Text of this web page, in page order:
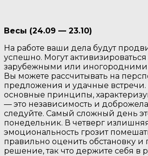
Весы (24.09 — 23.10)
На работе ваши дела будут
успешно. Могут активизироваться
зарубежными или иногородними
Вы можете рассчитывать на
предложения и удачные встречи.
основные принципы,
— это независимость и
следуйте. Самый сложный день
понедельник. В четверг
эмоциональность грозит
правильно оценить обстановку и
решение, так что держите себя в